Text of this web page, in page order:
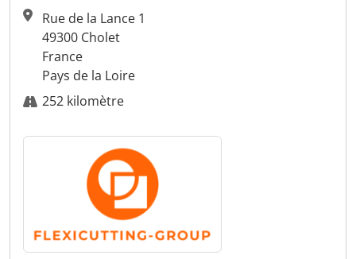
Rue de la Lance 1
49300 Cholet
France
Pays de la Loire
252 kilomètre